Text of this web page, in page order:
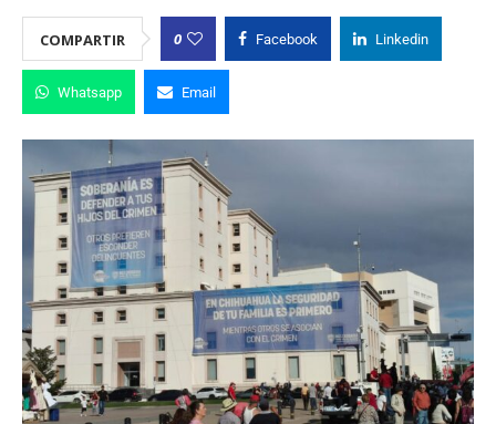
COMPARTIR 0 Facebook Linkedin
Whatsapp Email